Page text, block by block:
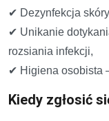
✔ Dezynfekcja
✔ Unikanie
rozsiania infekcji,
✔ Higiena osobista
Kiedy zgłosić